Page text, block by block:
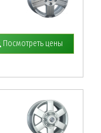
Посмотреть цены